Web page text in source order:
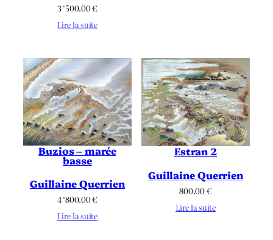
3 ‘500.00€
Lire la suite
Buzios – marée
basse
Guillaine Querrien
4 ‘800.00€
Lire la suite
Estran 2
Guillaine Querrien
800.00€
Lire la suite